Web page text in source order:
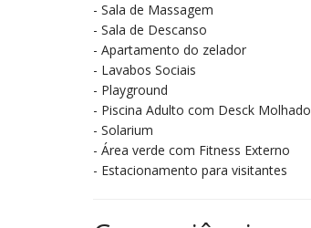
- Sala de Massagem
- Sala de Descanso
- Apartamento do zelador
- Lavabos Sociais
- Playground
- Piscina Adulto com Desck Molhado
- Solarium
- Área verde com Fitness Externo
- Estacionamento para visitantes